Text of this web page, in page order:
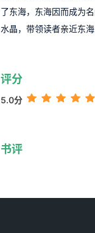
了东海，东海因而成为
水晶，带领读者亲近东
评分
5.0分
书评